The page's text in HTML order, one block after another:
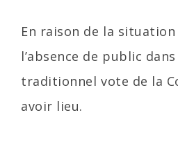
En raison de la
l’absence de public
traditionnel vote de la
avoir lieu.